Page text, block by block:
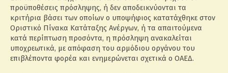
προϋποθέσεις πρόσληψης, ή δεν αποδεικνύονται τα
κριτήρια βάσει των οποίων ο υποψήφιος κατατάχθηκε στον
Οριστικό Πίνακα Κατάταξης Ανέργων, ή τα απαιτούμενα
κατά περίπτωση προσόντα, η πρόσληψη ανακαλείται
υποχρεωτικά, με απόφαση του αρμόδιου οργάνου του
επιβλέποντα φορέα και ενημερώνεται σχετικά ο ΟΑΕΔ.